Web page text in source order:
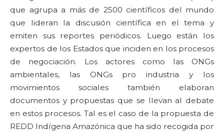
que agrupa a más de 2500 científicos del mundo
que lideran la discusión científica en el tema y
emiten sus reportes periódicos. Luego están los
expertos de los Estados que inciden en los procesos
de negociación. Los actores como las ONGs
ambientales, las ONGs pro industria y los
movimientos sociales también elaboran
documentos y propuestas que se llevan al debate
en estos procesos. Tal es el caso de la propuesta de
REDD Indígena Amazónica que ha sido recogida por